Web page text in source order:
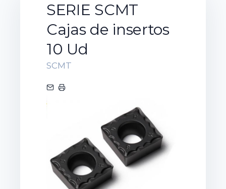
SERIE SCMT
Cajas de insertos
10 Ud
SCMT